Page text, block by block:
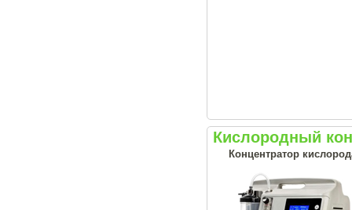
Кислородный
Концентратор